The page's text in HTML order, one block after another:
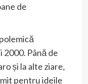
de
2000. Până de
și la alte ziare,
pentru ideile